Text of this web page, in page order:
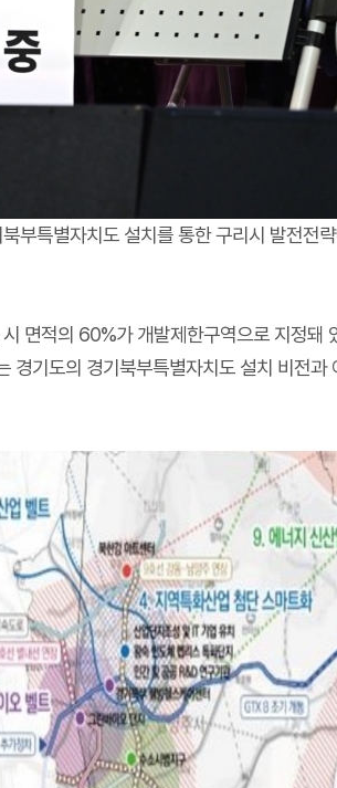
부특별자치도 설치를 통한 구리시 발전
면적의 60%가 개발제한구역으로 지정돼
기도의 경기북부특별자치도 설치 비전과